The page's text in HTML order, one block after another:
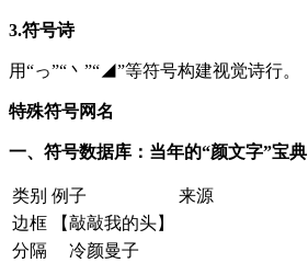
3.符号诗
用“っ”“丶”“◢”等符号构建视觉诗行。
特殊符号网名
一、符号数据库：当年的“颜文字”宝典
类别 例子
来源
边框
【敲敲我的头】
分隔
ゝ冷颜曼子